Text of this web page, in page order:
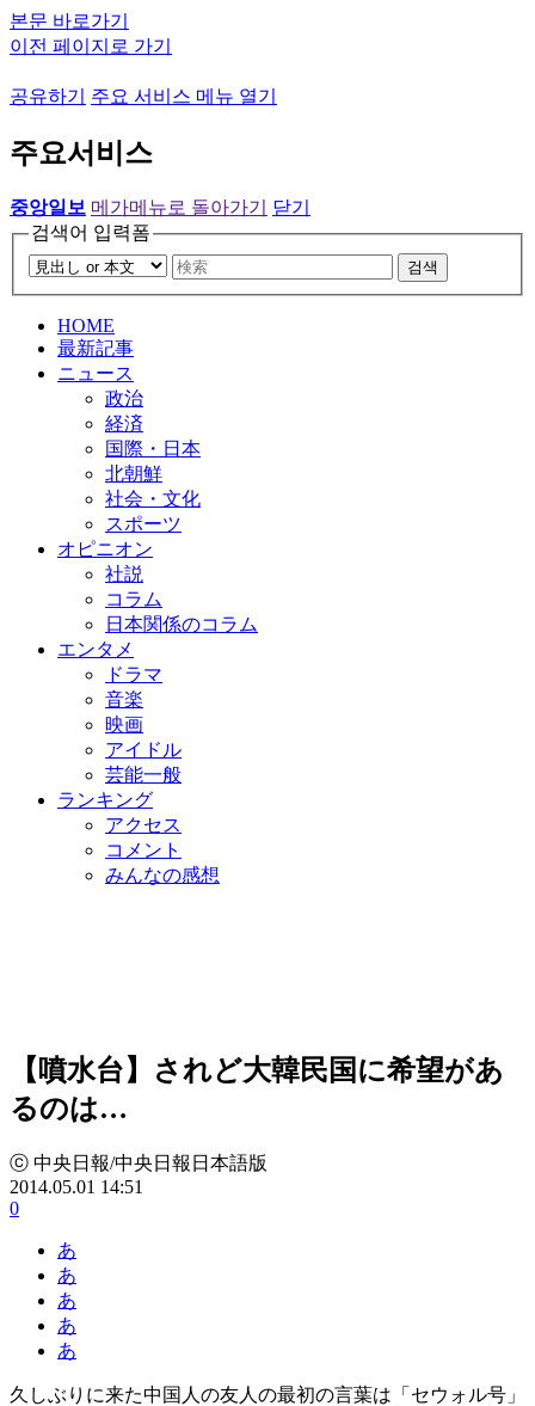
본문 바로가기
이전 페이지로 가기
공유하기 주요 서비스 메뉴 열기
주요서비스
중앙일보 메가메뉴로 돌아가기
닫기
검색어 입력폼
검색
HOME
最新記事
ニュース
政治
経済
国際・日本
北朝鮮
社会・文化
スポーツ
オピニオン
社説
コラム
日本関係のコラム
エンタメ
ドラマ
音楽
映画
アイドル
芸能一般
ランキング
アクセス
コメント
みんなの感想
【噴水台】されど大韓民国に希望があ
るのは…
ⓒ 中央日報/中央日報日本語版
2014.05.01 14:51
0
あ
あ
あ
あ
あ
久しぶりに来た中国人の友人の最初の言葉は「セウォル号」